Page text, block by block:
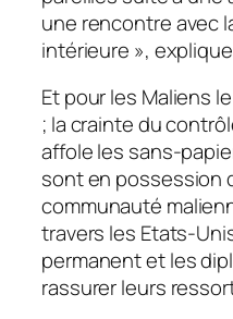
une rencontre avec
intérieure »,
Et pour les Maliens
; la crainte du
affole les sans-
sont en possession
communauté
travers les Etats-
permanent et les
rassurer leurs